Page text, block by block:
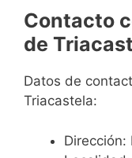
Contacto
de
Datos de
Triacastela:
Dirección: